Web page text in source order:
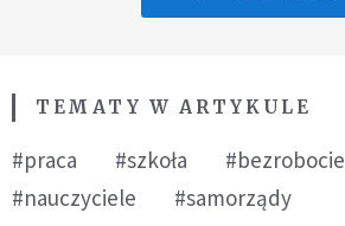
TEMATY W ARTYKULE
#praca #szkoła
#bezrobocie
#nauczyciele
#samorządy